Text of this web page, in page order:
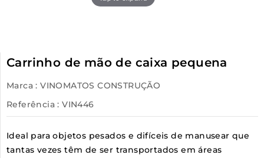
Carrinho de mão de caixa pequena
Marca : VINOMATOS CONSTRUÇÃO
Referência : VIN446
Ideal para objetos pesados e difíceis de manusear que
tantas vezes têm de ser transportados em áreas